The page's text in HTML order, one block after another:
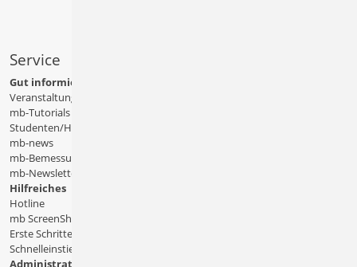
Service
Gut informiert
Veranstaltungen
mb-Tutorials
Studenten/Hochschule
mb-news
mb-Bemessungstafeln
mb-Newsletter
Hilfreiches
Hotline
mb ScreenShare
Erste Schritte
Schnelleinstiege & Doku
Administratives